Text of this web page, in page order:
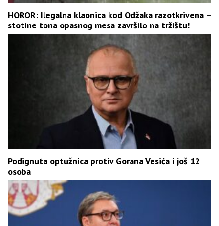
HOROR: Ilegalna klaonica kod Odžaka razotkrivena –
stotine tona opasnog mesa završilo na tržištu!
Podignuta optužnica protiv Gorana Vesića i još 12
osoba